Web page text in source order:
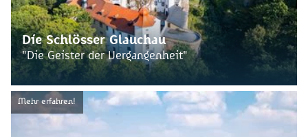
Die Schlösser Glauchau
"Die Geister der Vergangenheit"
Mehr erfahren!